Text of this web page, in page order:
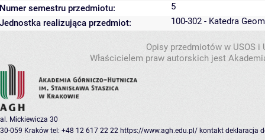
Numer semestru przedmiotu:
5
Jednostka realizująca przedmiot:
100-302 - Katedra
Opisy przedmiotów w USOS
Właścicielem praw autorskich jest
al. Mickiewicza 30
30-059 Kraków tel: +48 12 617 22 22 https://www.agh.edu.pl/ kontakt deklaracja